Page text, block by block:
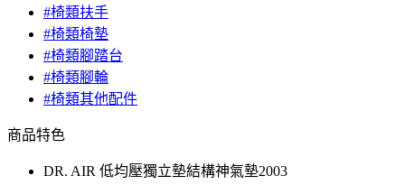
#椅類扶手
#椅類椅墊
#椅類腳踏台
#椅類腳輪
#椅類其他配件
商品特色
DR. AIR 低均壓獨立墊結構神氣墊2003